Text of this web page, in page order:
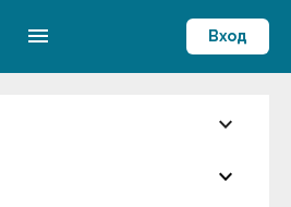
menu Вход
keyboard_arrow_down
close
keyboard_arrow_down